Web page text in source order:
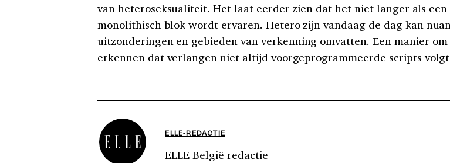
van heteroseksualiteit. Het laat eerder zien dat het niet langer als een
monolithisch blok wordt ervaren. Hetero zijn vandaag de dag kan
uitzonderingen en gebieden van verkenning omvatten. Een manier om
erkennen dat verlangen niet altijd voorgeprogrammeerde scripts
ELLE-REDACTIE
ELLE België redactie